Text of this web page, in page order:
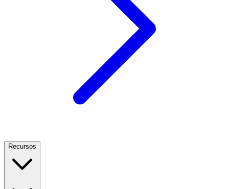
Recursos